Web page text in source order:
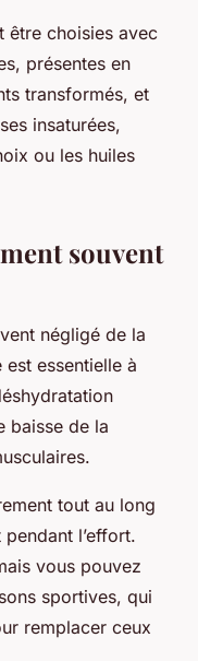
être choisies avec
présentes en
transformés, et
insaturées,
ou les huiles
souvent
négligé de la
essentielle à
baisse de la
tout au long
l’effort.
vous pouvez
sportives, qui
remplacer ceux